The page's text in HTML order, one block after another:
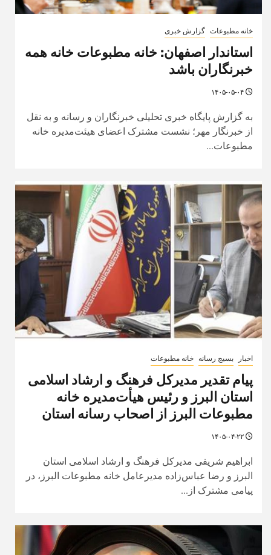
خانه مطبوعات گزارش خبری
استاندار اصفهان: خانه مطبوعات خانه همه
خبرنگاران باشد
به گزارش پایگاه خبری تحلیلی خبرنگاران و رسانه و به نقل
از خبرنگار مهر؛ نشست مشترک اعضای هیئت‌مدیره خانه
مطبوعات...
اخبار بسیج رسانه خانه مطبوعات
پیام تقدیر مدیركل فرهنگ و ارشاد اسلامی
استان البرز و رئیس هیأت‌مدیره خانه
مطبوعات البرز از اصحاب رسانه استان
ابراهیم شریفی مدیركل فرهنگ و ارشاد اسلامی استان
البرز و رضا عباس‌زاده مدیرعامل خانه مطبوعات البرز، در
پیامی مشترک از...